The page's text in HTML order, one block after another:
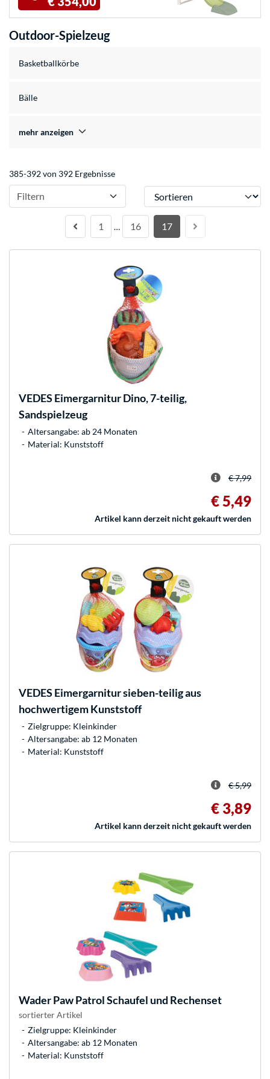
Outdoor-Spielzeug
Basketballkörbe
Bälle
mehr anzeigen
385-392 von 392 Ergebnisse
Filtern Sortieren
1 … 16 17
VEDES Eimergarnitur Dino, 7-teilig,
Sandspielzeug
Altersangabe: ab 24 Monaten
Material: Kunststoff
€ 7,99
€ 5,49
Artikel kann derzeit nicht gekauft werden
VEDES Eimergarnitur sieben-teilig aus
hochwertigem Kunststoff
Zielgruppe: Kleinkinder
Altersangabe: ab 12 Monaten
Material: Kunststoff
€ 5,99
€ 3,89
Artikel kann derzeit nicht gekauft werden
WaderPaw Patrol Schaufel und Rechenset
sortierter Artikel
Zielgruppe: Kleinkinder
Altersangabe: ab 12 Monaten
Material: Kunststoff